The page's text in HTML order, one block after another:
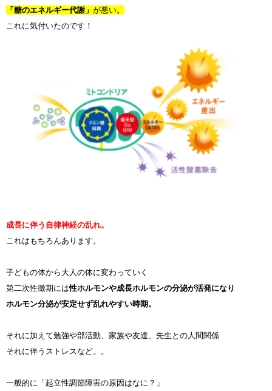
「糖のエネルギー代謝」 が悪い。
これに気付いたのです！
成長に伴う自律神経の乱れ。
これはもちろんあります。
子どもの体から大人の体に変わっていく
第二次性徵期には性ホルモンや成長ホルモンの分泌が活発になり
ホルモン分泌が安定せず乱れやすい時期。
それに加えて勉強や部活動、家族や友達、先生との人間関係
それに伴うストレスなど。。
一般的に「起立性調節障害の原因はなに？」